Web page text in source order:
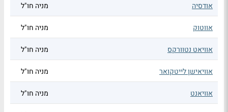
אודסיה מניה חו"ל
אווטוק מניה חו"ל
אוויאט נטוורקס מניה חו"ל
אוויאישן לייטקואר מניה חו"ל
אוויאנט מניה חו"ל